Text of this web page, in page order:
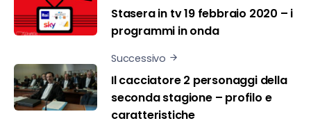
Stasera in tv 19 febbraio 2020 – i
programmi in onda
Successivo
Il cacciatore 2 personaggi della
seconda stagione – profilo e
caratteristiche